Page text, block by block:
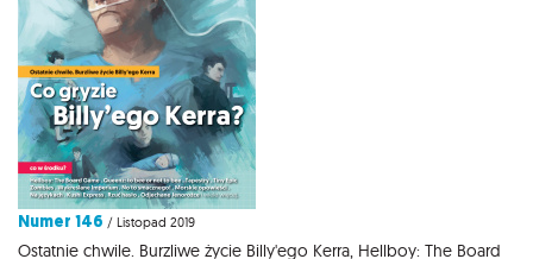
Numer 146 / Listopad 2019
Ostatnie chwile. Burzliwe życie Billy'ego Kerra, Hellboy: The Board